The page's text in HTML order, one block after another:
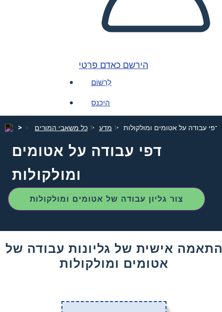
הירשם כאדם פרטי
לִרְשׁוֹם
היכנס
כל משאבי המורים מדע דפי עבודה על אטומים ומולקולות
דפי עבודה על אטומים
ומולקולות
צור גליון עבודה של אטומים ומולקולות
אישית של גליונות עבודה של
אטומים ומולקולות